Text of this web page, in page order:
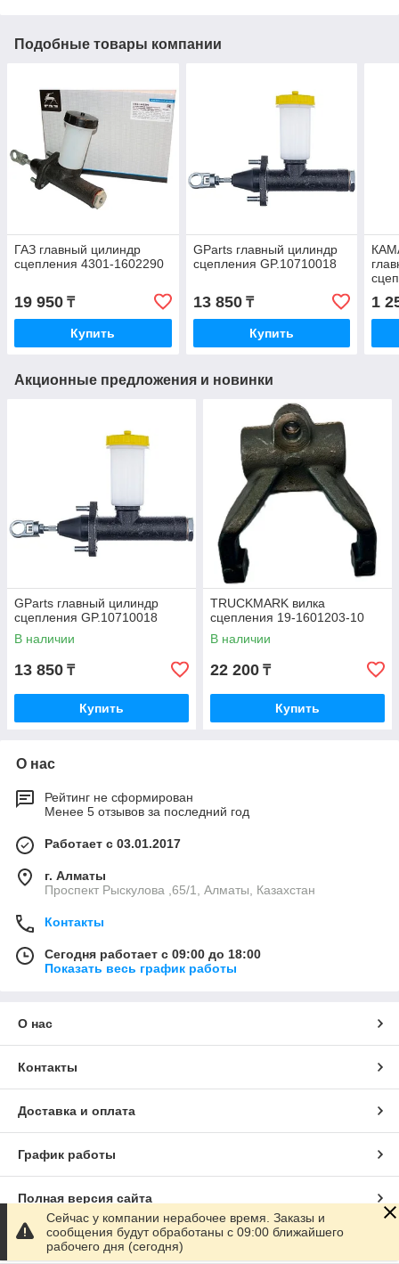
Подобные товары компании
ГАЗ главный цилиндр
сцепления 4301-1602290
19 950 ₸
Купить
GParts главный цилиндр
сцепления GP.10710018
13 850₸
Купить
1
Акционные предложения и новинки
GParts главный цилиндр
сцепления GP.10710018
В наличии
13 850 ₸
Купить
TRUCKMARK вилка
сцепления 19-1601203-10
В наличии
22 200 ₸
Купить
О нас
Рейтинг не сформирован
Менее 5 отзывов за последний год
Работает с 03.01.2017
г. Алматы
Проспект Рыскулова ,65/1, Алматы, Казахстан
Контакты
Сегодня работает с 09:00 до 18:00
Показать весь график работы
О нас
Контакты
Доставка и оплата
График работы
Полная версия сайта
Сайт создан на маркетплейсе
Сейчас у компании нерабочее время. Заказы и
сообщения будут обработаны с 09:00 ближайшего
рабочего дня (сегодня)